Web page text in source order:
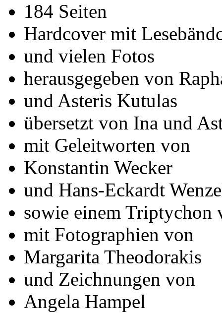
184 Seiten
Hardcover mit
und vielen Fotos
herausgegeben von
und Asteris Kutulas
übersetzt von Ina und
mit Geleitworten von
Konstantin Wecker
und Hans-Eckardt
sowie einem Triptychon
mit Fotographien von
Margarita Theodorakis
und Zeichnungen von
Angela Hampel